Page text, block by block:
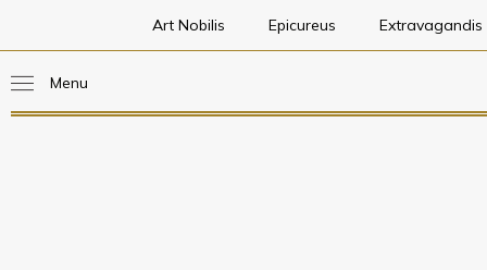
Art Nobilis Epicureus Extravagandis
Menu